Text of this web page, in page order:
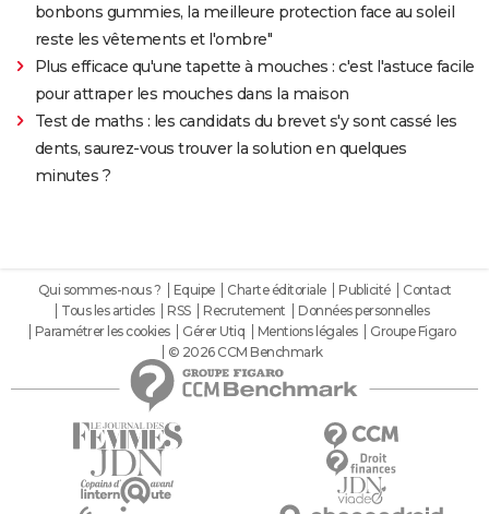
bonbons gummies, la meilleure protection face au soleil
reste les vêtements et l'ombre"
Plus efficace qu'une tapette à mouches : c'est l'astuce facile
pour attraper les mouches dans la maison
Test de maths : les candidats du brevet s'y sont cassé les
dents, saurez-vous trouver la solution en quelques
minutes ?
Qui sommes-nous ? Equipe Charte éditoriale Publicité
Contact
Tous les articles
RSS Recrutement
Données personnelles
Paramétrer les cookies
Gérer Utiq Mentions légales
Groupe Figaro
© 2026 CCM Benchmark